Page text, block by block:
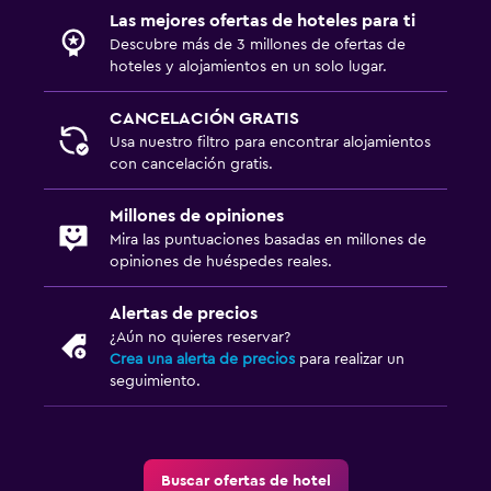
Terraza/patio
Sillas de playa
Terraza
Lavandería
Lavandería
Servicio de planchado
Habitación
Enchufe cerca de la cama
Armario o clóset
Las mejores ofertas de hoteles para ti
Descubre más de 3 millones de ofertas de
hoteles y alojamientos en un solo lugar.
CANCELACIÓN GRATIS
Usa nuestro filtro para encontrar alojamientos
con cancelación gratis.
Millones de opiniones
Mira las puntuaciones basadas en millones de
opiniones de huéspedes reales.
Alertas de precios
¿Aún no quieres reservar?
Crea una alerta de precios para realizar un
seguimiento.
Buscar ofertas de hotel